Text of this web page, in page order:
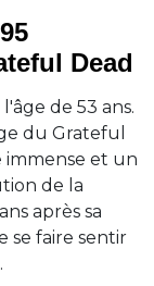
Dead
de 53 ans.
du Grateful
immense et un
de la
après sa
se faire sentir